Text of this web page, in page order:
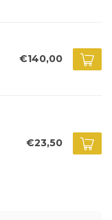
€140,00
€23,50